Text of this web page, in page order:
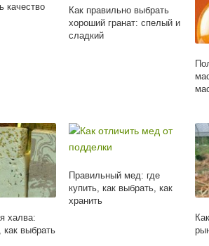
качество
Как правильно выбрать
хороший гранат: спелый и
сладкий
халва:
как выбрать
Правильный мед: где
купить, как выбрать, как
хранить